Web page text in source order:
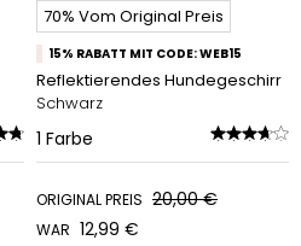
70% Vom Original Preis
15% RABATT MIT CODE: WEB15
Reflektierendes Hundegeschirr
Schwarz
1 Farbe
ORIGINAL PREIS 20,00 €
WAR 12,99 €